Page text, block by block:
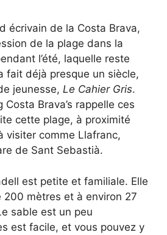
écrivain de la Costa Brava,
de la plage dans la
l’été, laquelle reste
fait déjà presque un siècle,
jeunesse, Le Cahier Gris.
Costa Brava’s rappelle ces
cette plage, à proximité
visiter comme Llafranc,
de Sant Sebastià.
est petite et familiale. Elle
200 mètres et à environ 27
sable est un peu
est facile, et vous pouvez y